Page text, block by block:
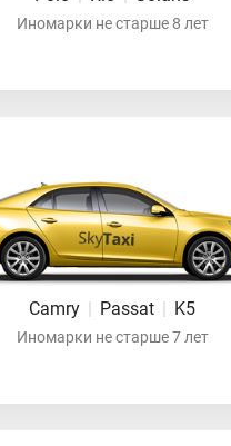
Иномарки не старше 8 лет
Camry | Passat | K5
Иномарки не старше 7 лет